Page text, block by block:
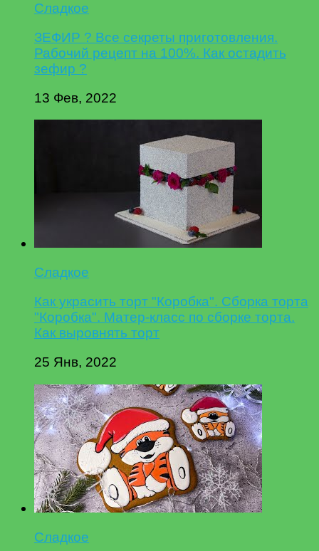
Сладкое
ЗЕФИР ? Все секреты приготовления.
Рабочий рецепт на 100%. Как остадить
зефир ?
13 Фев, 2022
Сладкое
Как украсить торт "Коробка". Сборка торта
"Коробка". Матер-класс по сборке торта.
Как выровнять торт
25 Янв, 2022
Сладкое